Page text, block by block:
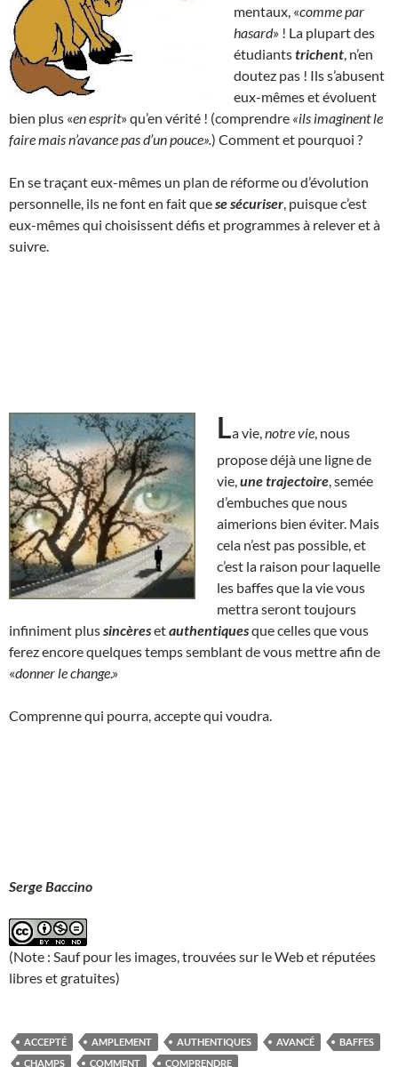
mentaux, «comme par
hasard» ! La plupart des
étudiantstrichent , n’en
doutez pas ! Ils s’abusent
eux-mêmes et évoluent
bien plus «en esprit» qu’en vérité ! (comprendre «ils imaginent le
faire mais n’avance pas d’un pouce».) Comment et pourquoi ?
En se traçant eux-mêmes un plan de réforme ou d’évolution
personnelle, ils ne font en fait quese sécuriser , puisque c’est
eux-mêmes qui choisissent défis et programmes à relever et à
suivre.
La vie, notre vie , nous
propose déjà une ligne de
vie, une trajectoire , semée
d’embuches que nous
aimerions bien éviter. Mais
cela n’est pas possible, et
c’est la raison pour laquelle
les baffes que la vie vous
mettra seront toujours
infiniment plussincèresetauthentiquesque celles que vous
ferez encore quelques temps semblant de vous mettre afin de
«donner le change.»
Comprenne qui pourra, accepte qui voudra.
Serge Baccino
(Note : Sauf pour les images, trouvées sur le Web et réputées
libres et gratuites)
ACCEPTÉ AMPLEMENT AUTHENTIQUES AVANCÉ
BAFFES
CHAMPS
COMMENT COMPRENDRE